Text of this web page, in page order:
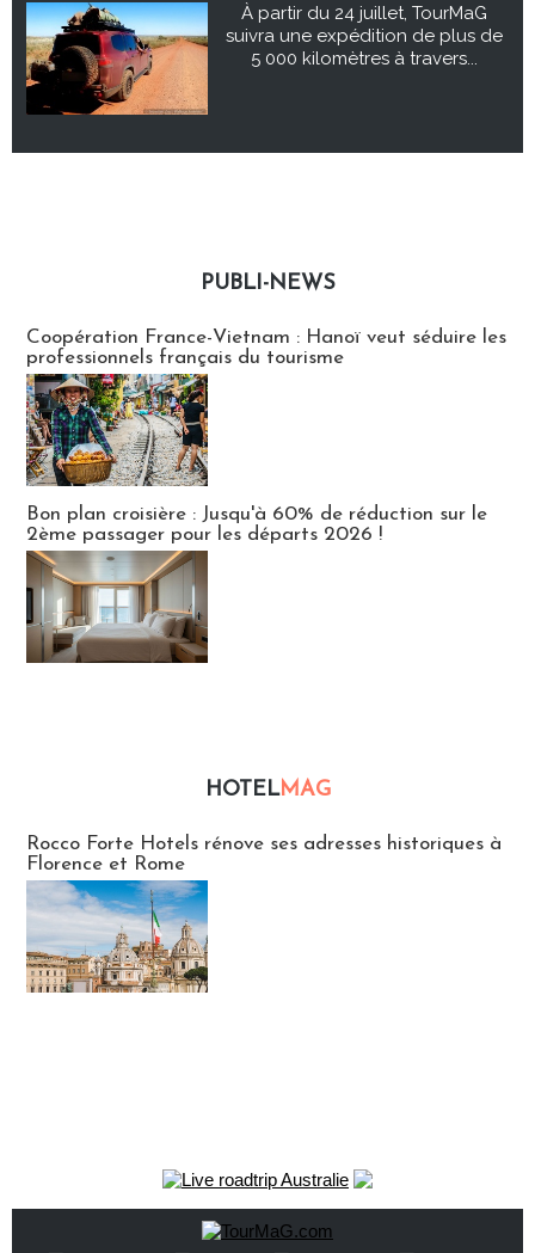
À partir du 24 juillet, TourMaG
suivra une expédition de plus de
5 000 kilomètres à travers...
PUBLI-NEWS
Coopération France-Vietnam : Hanoï veut séduire les
professionnels français du tourisme
Bon plan croisière : Jusqu'à 60% de réduction sur le
2ème passager pour les départs 2026 !
HOTELMAG
Rocco Forte Hotels rénove ses adresses historiques à
Florence et Rome